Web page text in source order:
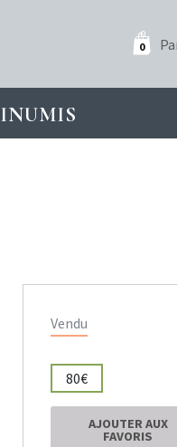
0
INUMIS
Vendu
80€
AJOUTER AUX
FAVORIS